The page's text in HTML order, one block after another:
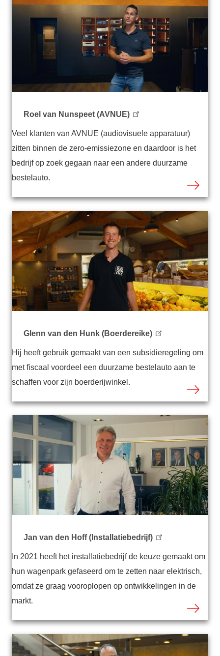
Roel van Nunspeet (AVNUE)
Veel klanten van AVNUE (audiovisuele apparatuur)
zitten binnen de zero-emissiezone en daardoor is het
bedrijf op zoek gegaan naar een andere duurzame
bestelauto.
Glenn van den Hunk (Boerdereike)
Hij heeft gebruik gemaakt van een subsidieregeling om
met fiscaal voordeel een duurzame bestelauto aan te
schaffen voor zijn boerderijwinkel.
Jan van den Hoff (Installatiebedrijf)
In 2021 heeft het installatiebedrijf de keuze gemaakt om
hun wagenpark gefaseerd om te zetten naar elektrisch,
omdat ze graag vooroplopen op ontwikkelingen in de
markt.